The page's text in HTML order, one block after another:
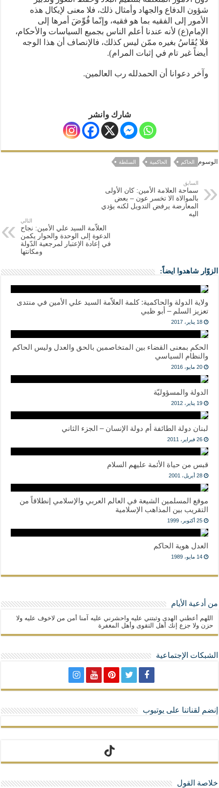
شؤون الدفاع والجهاد وأمثال ذلك، فلا معنى لإيكال هذه
الأمور إلى الفقيه بما هو فقيه، وإنّما فُوِّضَ أمرها إلى
الإمام(ع) لأنه عندنا أعلم الناس بجميع السياسات والأحكام،
فلا يُقَاسُ بغيره ممّن ليس كذلك، فالإنصاف أن هذا الوجه
أيضاً غير تام في إثبات المرام).
وآخر دعوانا أن الحمدلله رب العالمين.
شارك وانشر
الوسوم الحاكم الحاكمية السلطة
السابق
سماحة العلامة الأمين: كان الأولى
بالموالاة الا تخسر عون – بعض
المعارضة يرفض التدويل لكنه يؤدي
اليه
التالي
العلاّمة السيد علي الأمين: نجاح
الدعوة إلى الوحدة والحوار يكمن
في إعادة الإعتبار لمرجعية الدّولة
ومكانتها
الزوّار شاهدوا ايضاً:
ولاية الدولة والحاكمية: كلمة العلاّمة السيد علي الأمين في منتدى
تعزيز السلم – أبو ظبي
18 يناير، 2017
الحكم بمعنى القضاء بين المتخاصمين بالحق والعدل وليس الحاكم
والنظام السياسي
20 مايو، 2016
الدولة والمسؤوليّة
19 يناير، 2012
لبنان دولة الطائفة أم دولة الإنسان – الجزء الثاني
26 فبراير، 2011
قبس من حياة الأئمة عليهم السلام
28 أبريل، 2001
موقع المسلمين الشيعة في العالم العربي والإسلامي إنطلاقاً من
التقريب بين المذاهب الإسلامية
25 أكتوبر، 1999
العدل هوية الحاكم
14 مايو، 1989
من أدعية الأيام
اللهم أعطني الهدى وثبتني عليه واحشرني عليه آمنا أمن من لاخوف عليه ولا
حزن ولا جزع إنك أهل التقوى وأهل المغفرة
الشبكات الإجتماعية
إنضم لقناتنا على يوتيوب
تيك توك
خلاصة القول